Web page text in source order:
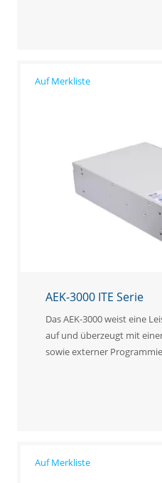
AEK-3000 ITE Serie
Das AEK-3000 weist eine
auf und überzeugt mit
sowie externer